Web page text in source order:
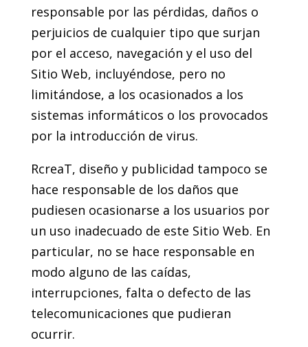
responsable por las pérdidas, daños o
perjuicios de cualquier tipo que surjan
por el acceso, navegación y el uso del
Sitio Web, incluyéndose, pero no
limitándose, a los ocasionados a los
sistemas informáticos o los provocados
por la introducción de virus.
RcreaT, diseño y publicidad tampoco se
hace responsable de los daños que
pudiesen ocasionarse a los usuarios por
un uso inadecuado de este Sitio Web. En
particular, no se hace responsable en
modo alguno de las caídas,
interrupciones, falta o defecto de las
telecomunicaciones que pudieran
ocurrir.